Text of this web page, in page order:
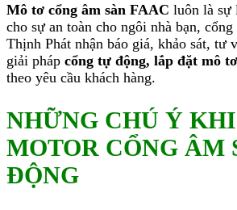
Mô tơ cổng âm sàn FAAC luôn là sự
cho sự an toàn cho ngôi nhà bạn,
Thịnh Phát nhận báo giá, khảo sát, tư
giải pháp cổng tự động, lắp đặt mô
theo yêu cầu khách hàng.
NHỮNG CHÚ Ý
MOTOR CỔNG ÂM
ĐỘNG